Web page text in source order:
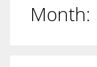
Month: